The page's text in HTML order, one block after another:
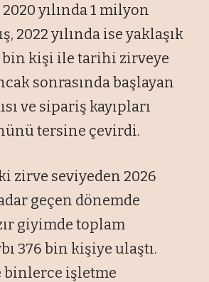
2020 yılında 1 milyon
2022 yılında ise yaklaşık
bin kişi ile tarihi zirveye
sonrasında başlayan
ve sipariş kayıpları
tersine çevirdi.
zirve seviyeden 2026
geçen dönemde
giyimde toplam
376 bin kişiye ulaştı.
binlerce işletme